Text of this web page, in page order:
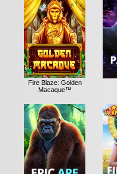
Fire Blaze: Golden
Macaque™